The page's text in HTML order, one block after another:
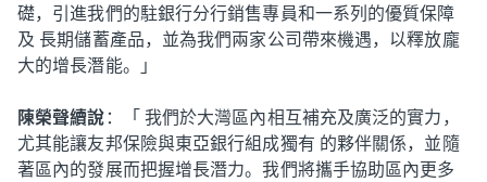
礎，引進我們的駐銀行分行銷售專員和一系列的優質保障
及 長期儲蓄產品，並為我們兩家公司帶來機遇，以釋放龐
大的增長潛能。」
陳榮聲續說：「 我們於大灣區內相互補充及廣泛的實力，
尤其能讓友邦保險與東亞銀行組成獨有 的夥伴關係，並隨
著區內的發展而把握增長潛力。我們將攜手協助區內更多